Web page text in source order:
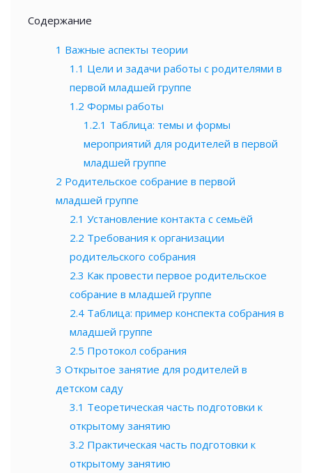
Содержание
1 Важные аспекты теории
1.1 Цели и задачи работы с родителями в
первой младшей группе
1.2 Формы работы
1.2.1 Таблица: темы и формы
мероприятий для родителей в первой
младшей группе
2 Родительское собрание в первой
младшей группе
2.1 Установление контакта с семьёй
2.2 Требования к организации
родительского собрания
2.3 Как провести первое родительское
собрание в младшей группе
2.4 Таблица: пример конспекта собрания в
младшей группе
2.5 Протокол собрания
3 Открытое занятие для родителей в
детском саду
3.1 Теоретическая часть подготовки к
открытому занятию
3.2 Практическая часть подготовки к
открытому занятию